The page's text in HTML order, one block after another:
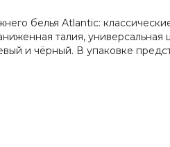
белья Atlantic:
талия, универсальная
и чёрный. В упаковке